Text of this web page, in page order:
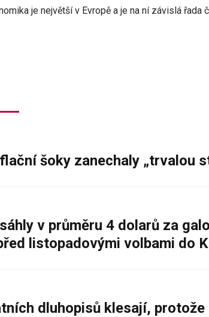
je největší v Evropě a je na ní závislá řada
šoky zanechaly „trvalou
v průměru 4 dolarů za
listopadovými volbami do
dluhopisů klesají,